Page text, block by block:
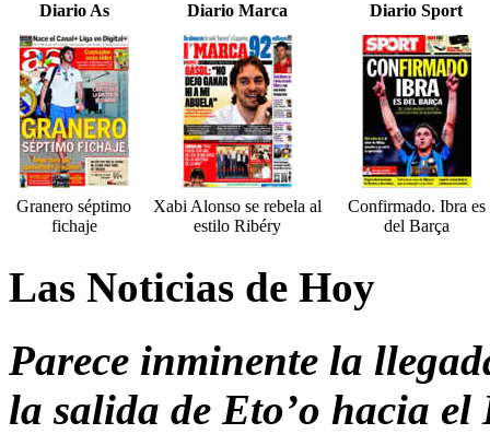
Diario As Diario Marca Diario Sport
Granero séptimo
fichaje
Xabi Alonso se rebela al
estilo Ribéry
Confirmado. Ibra es
del Barça
Las Noticias de Hoy
Parece inminente la
la salida de Eto’o hacia el